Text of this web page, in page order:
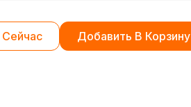
Сейчас Добавить В Корзину